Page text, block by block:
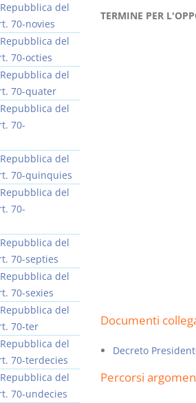
TERMINE PER
Documenti
Decreto
Percorsi
del
70-novies
del
70-octies
del
70-quater
del
70-
del
70-quinquies
del
70-
del
70-septies
del
70-sexies
del
70-ter
del
70-terdecies
del
70-undecies